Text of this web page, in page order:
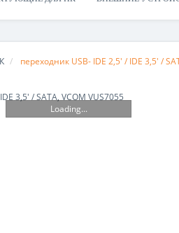
переходник USB- IDE 2,5' / IDE 3,5' /
Loading...